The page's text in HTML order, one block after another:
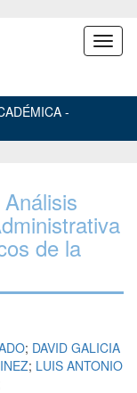
-
de la
; DAVID GALICIA
; LUIS ANTONIO